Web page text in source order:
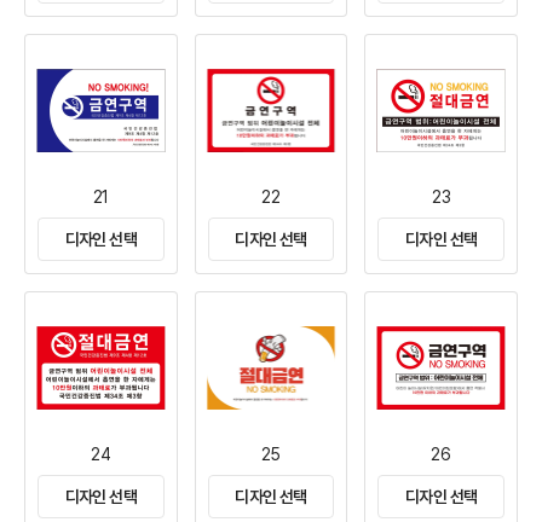
21
디자인 선택
22
디자인 선택
23
디자인 선택
24
디자인 선택
25
디자인 선택
26
디자인 선택